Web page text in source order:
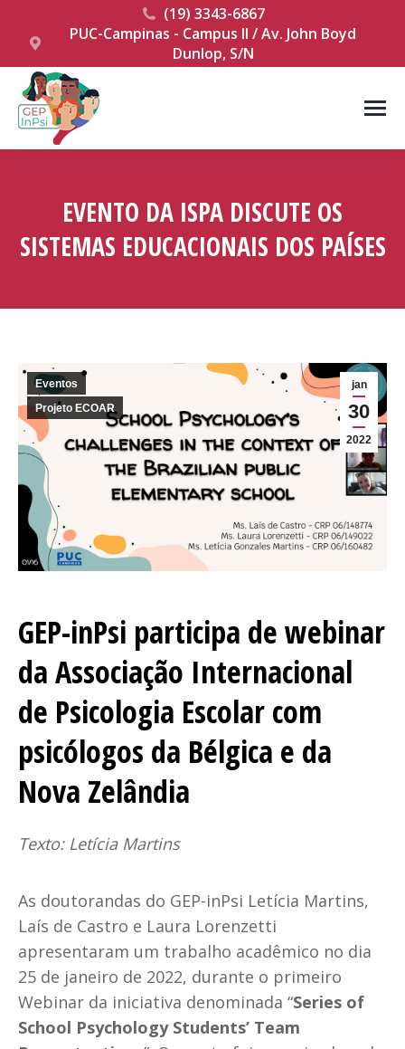
(19) 3343-6867
PUC-Campinas - Campus II / Av. John Boyd
Dunlop, S/N
EVENTO DA ISPA DISCUTE OS
SISTEMAS EDUCACIONAIS DOS PAÍSES
jan
30
2022
Eventos
Projeto ECOAR
GEP-inPsi participa de webinar
da Associação Internacional
de Psicologia Escolar com
psicólogos da Bélgica e da
Nova Zelândia
Texto: Letícia Martins
As doutorandas do GEP-inPsi Letícia Martins,
Laís de Castro e Laura Lorenzetti
apresentaram um trabalho acadêmico no dia
25 de janeiro de 2022, durante o primeiro
Webinar da iniciativa denominada “Series of
School Psychology Students’ Team